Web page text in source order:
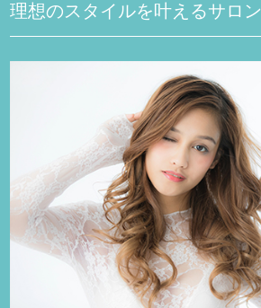
理想のスタイルを叶えるサロン